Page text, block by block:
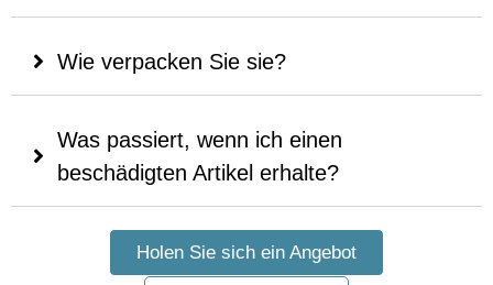
Wie verpacken Sie sie?
Was passiert, wenn ich einen
beschädigten Artikel erhalte?
Holen Sie sich ein Angebot